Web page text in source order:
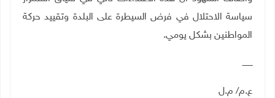
سياسة الاحتلال في فرض السيطرة على البلدة وتقييد حركة
المواطنين بشكل يومي.
ــــــــ
ع.م/ م.ل